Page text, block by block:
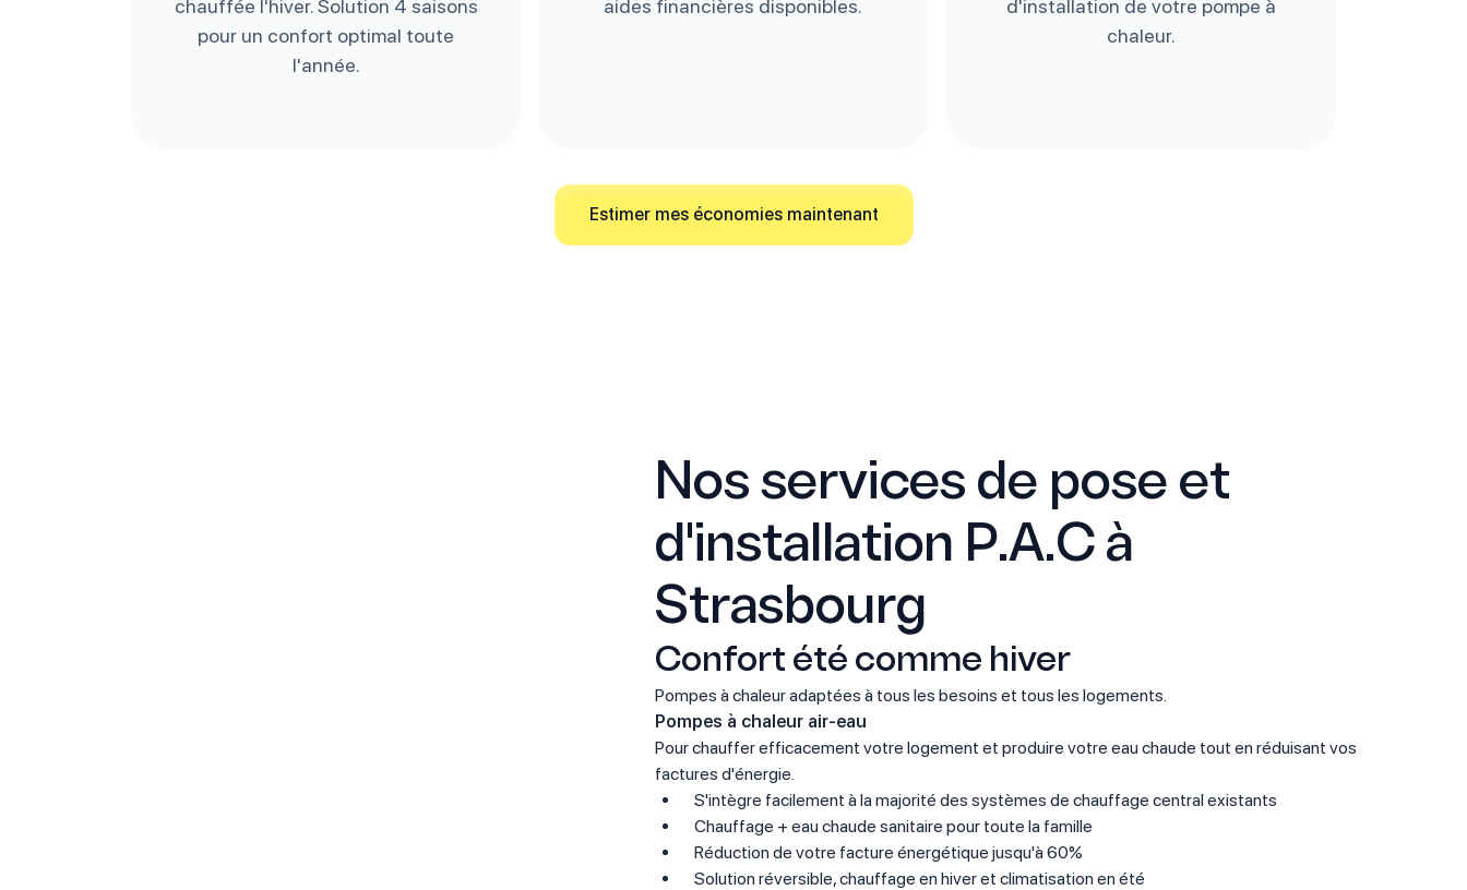
chauffée l'hiver. Solution 4 saisons
pour un confort optimal toute
l'année.
aides financières disponibles.
d'installation de votre pompe à
chaleur.
Estimer mes économies maintenant
Nos services de pose et
d'installation P.A.C à
Strasbourg
Confort été comme hiver
Pompes à chaleur adaptées à tous les besoins et tous les logements.
Pompes à chaleur air-eau
Pour chauffer efficacement votre logement et produire votre eau chaude tout en réduisant vos
factures d'énergie.
S'intègre facilement à la majorité des systèmes de chauffage central existants
Chauffage + eau chaude sanitaire pour toute la famille
Réduction de votre facture énergétique jusqu'à 60%
Solution réversible, chauffage en hiver et climatisation en été